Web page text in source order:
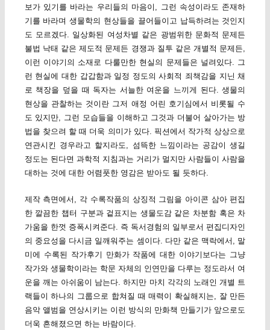
보가 있기를 바라는 우리들의 마음이, 그런 속성이라도 존재하
기를 바라며 생물학의 현상들을 끌어들이고 납득하려는 것인지
도 모르겠다. 일상화된 여성차별 같은 광범위한 문화적 문제든
불법 낙태 같은 제도적 문제든 경쟁과 질투 같은 개별적 문제든,
이런 이야기의 소재로 다룰만한 현실의 문제들은 널려있다. 그
런 현실에 대한 갑갑함과 일정 정도의 사회적 죄책감을 지닌 채
로 책장을 덮을 때 독자는 서늘한 여운을 느끼게 된다. 생물의
현상을 관찰하는 것이란 그저 애정 어린 호기심에서 비롯될 수
도 있지만, 그런 모습들을 이해하고 그것과 더불어 살아가는 방
법을 찾으려 할 때 더욱 의미가 있다. 픽션에서 작가적 상상으로
연관시킨 경우라고 할지라도, 섬뜩한 느낌이라는 공감이 생길
정도는 된다면 과학적 지침과는 거리가 멀지만 사람들이 사람을
대하는 것에 대한 어렴풋한 영감은 받아도 될 듯하다.
제작 측면에서, 각 수록작품의 상징적 그림을 아이콘 삼아 편집
한 깔끔한 챕터 구분과 겉표지는 생물도감 같은 차분함 혹은 차
가움을 한껏 증폭시켜준다. 즉 독서경험의 일부로서 편집디자인
의 중요성을 다시금 일깨워주는 셈이다. 다만 같은 맥락에서, 말
미에 수록된 작가후기 만화가 작품에 대한 이야기보다는 그냥
작가와 생물학이라는 학문 자체의 인연만을 다루는 정도라서 여
운을 깨는 아쉬움이 남는다. 하지만 마치 각각의 노래인 개별 트
랙들이 하나의 그룹으로 합쳐질 때 매력이 확실해지는, 잘 만든
음악 앨범을 연상시키는 이런 방식의 만화책 만들기가 앞으로도
더욱 흔해졌으면 하는 바람이다.